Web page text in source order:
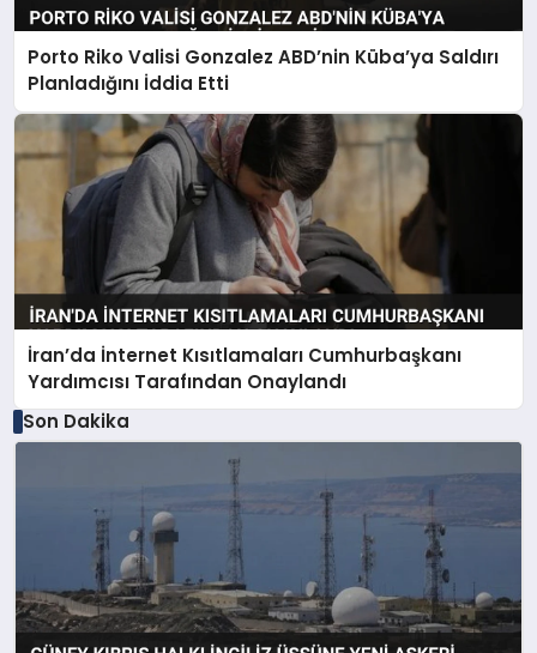
Porto Riko Valisi Gonzalez ABD’nin Küba’ya Saldırı
Planladığını İddia Etti
İran’da İnternet Kısıtlamaları Cumhurbaşkanı
Yardımcısı Tarafından Onaylandı
Son Dakika